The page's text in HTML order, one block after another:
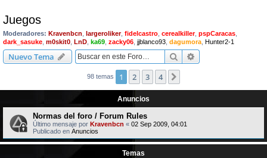
Juegos
Moderadores: Kravenbcn largeroliker, fidelcastro cerealkiller, pspCaracas
dark_sasuke m0skit0 LnD ka69 zacky06 jjblanco93 dagumora Hunter2-1
Nuevo Tema Buscar
98 temas 1 2 3 4
Anuncios
Normas del foro / Forum Rules
Último mensaje por Kravenbcn « 02 Sep 2009, 04:01
Publicado en Anuncios
Temas